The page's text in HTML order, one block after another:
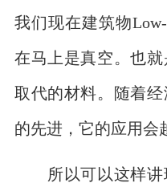
我们现在建筑物
在马上是真空。也
取代的材料。随着
的先进，它的应用会
所以可以这样讲